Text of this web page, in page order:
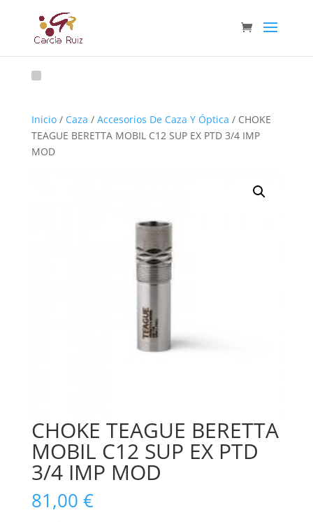
Inicio/ Caza / Accesorios De Caza Y Óptica / CHOKE
TEAGUE BERETTA MOBIL C12 SUP EX PTD 3/4 IMP
MOD
CHOKE TEAGUE BERETTA
MOBIL C12 SUP EX PTD
3/4 IMP MOD
81,00 €